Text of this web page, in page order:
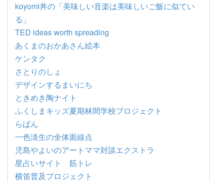
koyomi丼の「美味しい音楽は美味しいご飯に似てい
る」
TED ideas worth spreading
あくまのおかあさん絵本
ケンタク
さとりのしょ
デザインするまいにち
ときめき陶ナイト
ふくしまキッズ夏期林間学校プロジェクト
らぱん
一色淡生の全体面線点
児島やよいのアートママ対談エクストラ
星占いサイト 筋トレ
横笛普及プロジェクト